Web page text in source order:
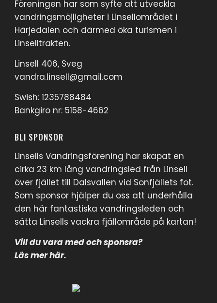
Föreningen har som syfte att utveckla
vandringsmöjligheter i Linsellområdet i
Härjedalen och därmed öka turismen i
Linselltrakten.
Linsell 406, Sveg
vandra.linsell@gmail.com
Swish: 1235788484
Bankgiro nr: 5158-4662
BLI SPONSOR
Linsells Vandringsförening har skapat en
cirka 23 km lång vandringsled från Linsell
över fjället till Dalsvallen vid Sonfjällets fot.
Som sponsor hjälper du oss att underhålla
den här fantastiska vandringsleden och
sätta Linsells vackra fjällområde på kartan!
Vill du vara med och sponsra?
Läs mer här.